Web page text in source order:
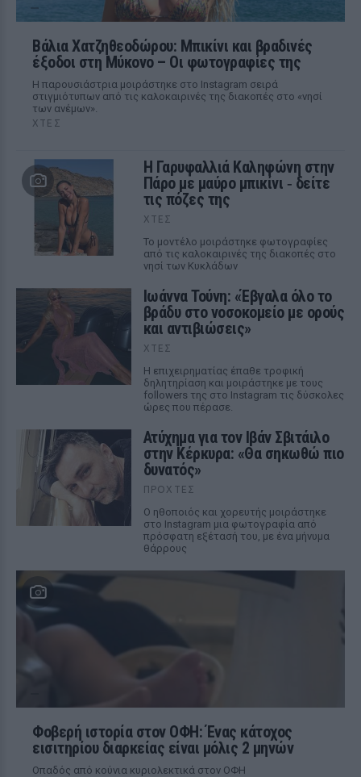
Βάλια Χατζηθεοδώρου: Μπικίνι και βραδινές
έξοδοι στη Μύκονο – Οι φωτογραφίες της
Η παρουσιάστρια μοιράστηκε στο Instagram σειρά
στιγμιότυπων από τις καλοκαιρινές της διακοπές στο «νησί
των ανέμων».
ΧΤΕΣ
Η Γαρυφαλλιά Καληφώνη στην
Πάρο με μαύρο μπικίνι ‑ δείτε
τις πόζες της
ΧΤΕΣ
Το μοντέλο μοιράστηκε φωτογραφίες
από τις καλοκαιρινές της διακοπές στο
νησί των Κυκλάδων
Ιωάννα Τούνη: «Έβγαλα όλο το
βράδυ στο νοσοκομείο με ορούς
και αντιβιώσεις»
ΧΤΕΣ
Η επιχειρηματίας έπαθε τροφική
δηλητηρίαση και μοιράστηκε με τους
followers της στο Instagram τις δύσκολες
ώρες που πέρασε.
Ατύχημα για τον Ιβάν Σβιτάιλο
στην Κέρκυρα: «Θα σηκωθώ πιο
δυνατός»
ΠΡΟΧΤΈΣ
Ο ηθοποιός και χορευτής μοιράστηκε
στο Instagram μια φωτογραφία από
πρόσφατη εξέτασή του, με ένα μήνυμα
θάρρους
Φοβερή ιστορία στον ΟΦΗ: Ένας κάτοχος
εισιτηρίου διαρκείας είναι μόλις 2 μηνών
Οπαδός από κούνια κυριολεκτικά στον ΟΦΗ